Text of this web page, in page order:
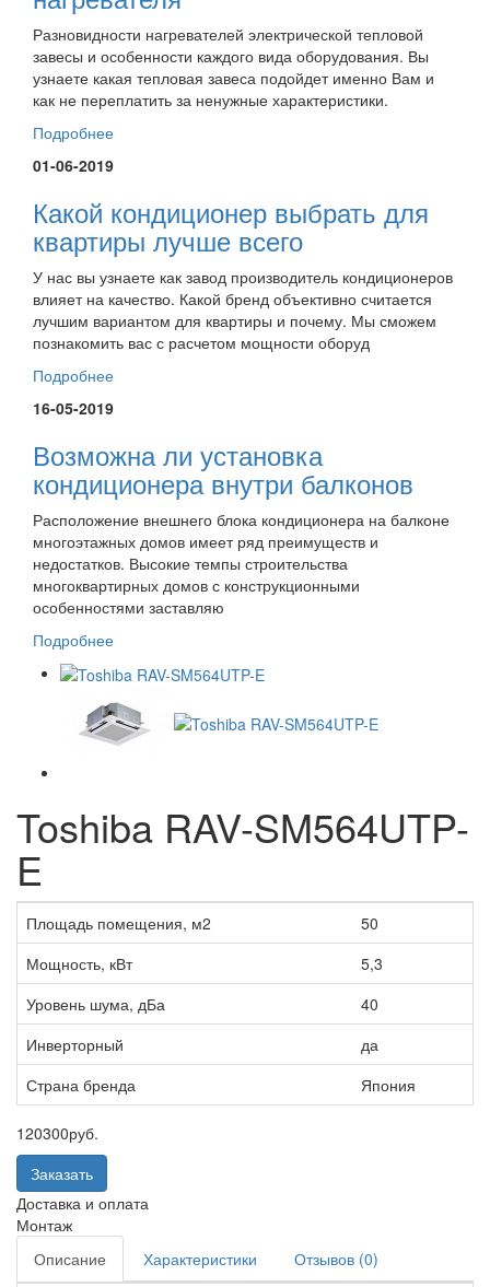
Разновидности нагревателей электрической тепловой
завесы и особенности каждого вида оборудования. Вы
узнаете какая тепловая завеса подойдет именно Вам и
как не переплатить за ненужные характеристики.
Подробнее
01-06-2019
Какой кондиционер выбрать для
квартиры лучше всего
У нас вы узнаете как завод производитель кондиционеров
влияет на качество. Какой бренд объективно считается
лучшим вариантом для квартиры и почему. Мы сможем
познакомить вас с расчетом мощности оборуд
Подробнее
16-05-2019
Возможна ли установка
кондиционера внутри балконов
Расположение внешнего блока кондиционера на балконе
многоэтажных домов имеет ряд преимуществ и
недостатков. Высокие темпы строительства
многоквартирных домов с конструкционными
особенностями заставляю
Подробнее
Toshiba RAV-SM564UTP-
E
Площадь помещения, м2
50
Мощность, кВт
5,3
Уровень шума, дБа
40
Инверторный
да
Страна бренда
Япония
120300руб.
Заказать
Доставка и оплата
Монтаж
Описание
Характеристики Отзывов (0)